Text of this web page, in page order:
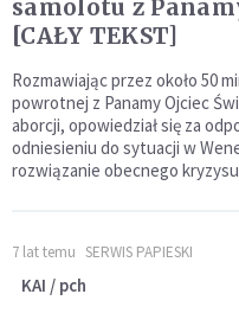
samolotu z
[CAŁY TEKST]
Rozmawiając przez około 50
powrotnej z Panamy Ojciec
aborcji, opowiedział się za
odniesieniu do sytuacji w
rozwiązanie obecnego
7 lat temu SERWIS PAPIESKI
KAI / pch